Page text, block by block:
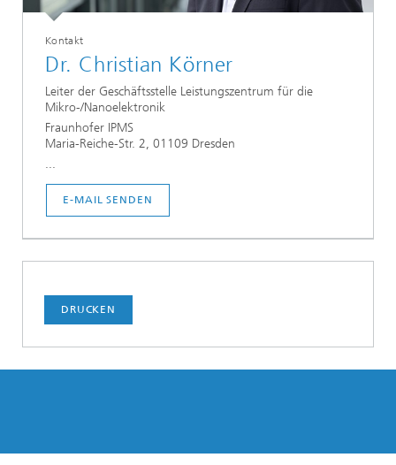
Kontakt
Dr. Christian Körner
Leiter der Geschäftsstelle Leistungszentrum für die
Mikro-/Nanoelektronik
Fraunhofer IPMS
Maria-Reiche-Str. 2, 01109 Dresden
...
E-MAIL SENDEN
DRUCKEN